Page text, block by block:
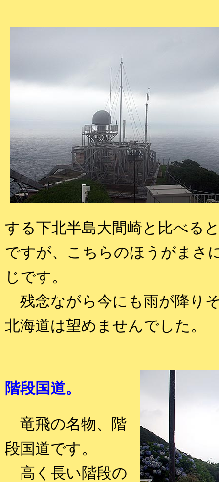
する下北半島大間崎と比べる
ですが、こちらのほうがまさ
じです。
残念ながら今にも雨が降り
北海道は望めませんでした。
階段国道。
竜飛の名物、階
段国道です。
高く長い階段の